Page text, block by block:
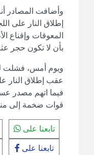
وأضافت المصادر
إطلاق النار على
المعوقات وإقناع
بأن لا تكون حجر
ويوم أمس، فشلت
عقب إطلاق النار
فيما اتهم مصدر
قوات ضخمة إلى
تابعنا على
تابعنا على